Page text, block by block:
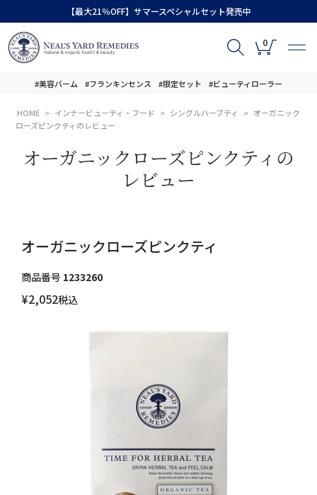
【最大21％OFF】サマースペシャルセット発売中
0
#美容バーム #フランキンセンス #限定セット #ビューティローラー
HOME インナービューティ・フード シングルハーブティ
オーガニック
ローズピンクティのレビュー
オーガニックローズピンクティの
レビュー
オーガニックローズピンクティ
商品番号 1233260
¥2,052税込